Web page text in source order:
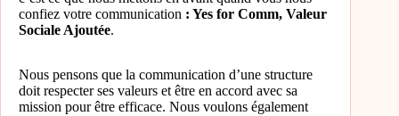
confiez votre communication : Yes for Comm, Valeur
Sociale Ajoutée.
Nous pensons que la communication d’une structure
doit respecter ses valeurs et être en accord avec sa
mission pour être efficace. Nous voulons également